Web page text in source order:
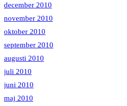
december 2010
november 2010
oktober 2010
september 2010
augusti 2010
juli 2010
juni 2010
maj 2010